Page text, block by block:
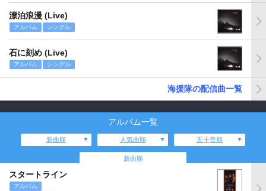
漂泊浪漫 (Live)
アルバム シングル
石に刻め (Live)
アルバム シングル
海援隊の配信曲一覧
アルバム一覧
新曲順 人気曲順 五十音順
新曲順
スタートライン
アルバム